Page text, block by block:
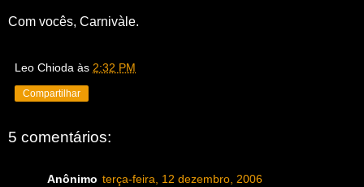
Com vocês, Carnivàle.
Leo Chioda às 2:32 PM
Compartilhar
5 comentários:
Anônimo terça-feira, 12 dezembro, 2006